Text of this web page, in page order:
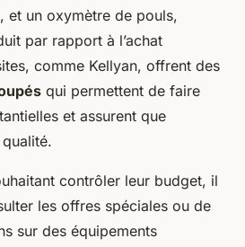
et un oxymètre de pouls,
par rapport à l’achat
comme Kellyan, offrent des
qui permettent de faire
et assurent que
contrôler leur budget, il
les offres spéciales ou de
sur des équipements